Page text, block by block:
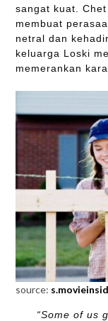
sangat kuat.
membuat
netral dan
keluarga Loski
memerankan
source:
“Some of us